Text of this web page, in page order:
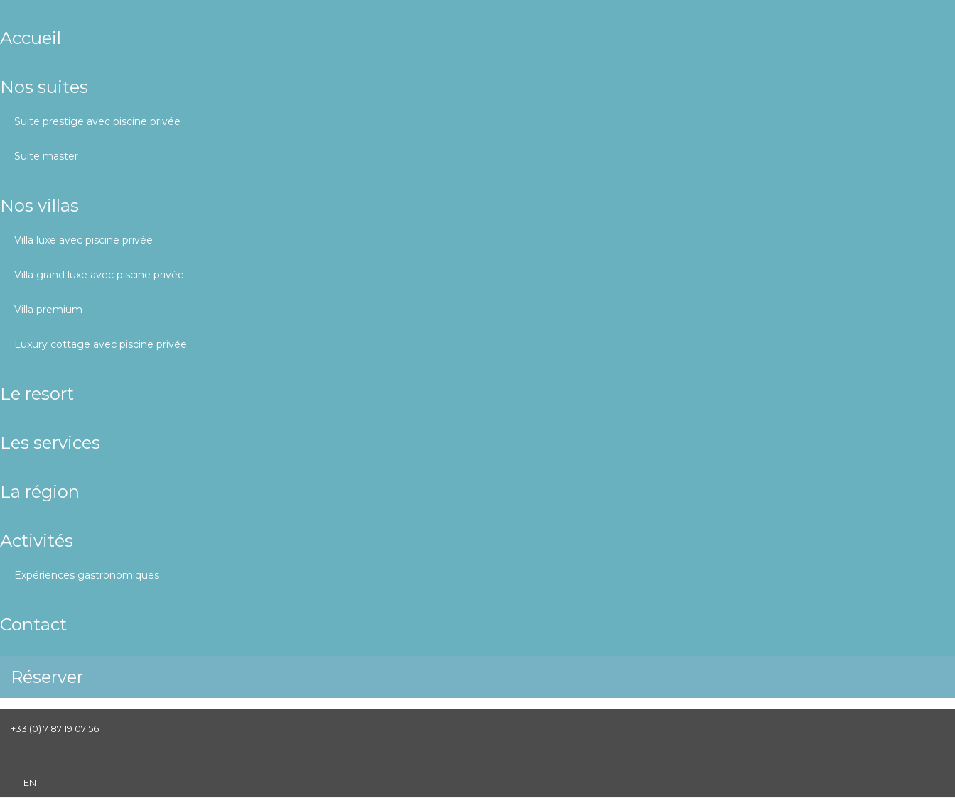
accueil
nos suites
suite prestige avec piscine privée
suite master
nos villas
villa luxe avec piscine privée
villa grand luxe avec piscine privée
villa premium
luxury cottage avec piscine privée
le resort
les services
la région
activités
expériences gastronomiques
contact
réserver
+33 (0) 7 87 19 07 56
EN